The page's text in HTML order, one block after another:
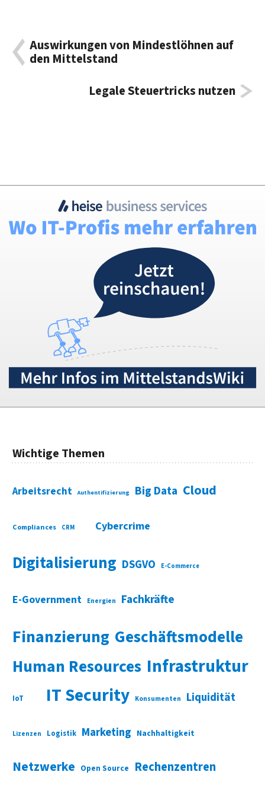
Auswirkungen von Mindestlöhnen auf
den Mittelstand
Legale Steuertricks nutzen
Wichtige Themen
Arbeitsrecht Authentifizierung Big Data Cloud
Compliances CRM Cybercrime
Digitalisierung DSGVO E-Commerce
E-Government Energien Fachkräfte
Finanzierung Geschäftsmodelle
Human Resources Infrastruktur
IoT IT Security Konsumenten Liquidität
Lizenzen Logistik Marketing Nachhaltigkeit
Netzwerke Open Source Rechenzentren